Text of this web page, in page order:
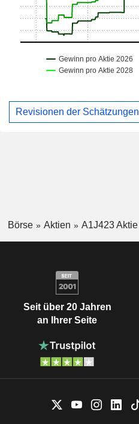
Revisionen der Schätzungen
Börse Aktien A1J423 Aktie
Seit über 20 Jahren
an Ihrer Seite